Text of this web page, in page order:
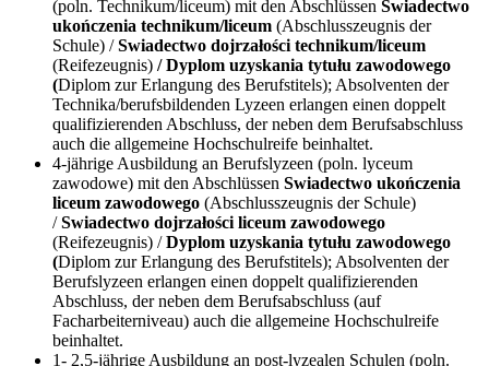
(poln. Technikum/liceum) mit den Abschlüssen Swiadectwo
ukończenia technikum/liceum (Abschlusszeugnis der
Schule) /Swiadectwo dojrzałości technikum/liceum
(Reifezeugnis) / Dyplom uzyskania tytułu zawodowego
(Diplom zur Erlangung des Berufstitels); Absolventen der
Technika/berufsbildenden Lyzeen erlangen einen doppelt
qualifizierenden Abschluss, der neben dem Berufsabschluss
auch die allgemeine Hochschulreife beinhaltet.
4-jährige Ausbildung an Berufslyzeen (poln. lyceum
zawodowe) mit den Abschlüssen Swiadectwo ukończenia
liceum zawodowego (Abschlusszeugnis der Schule)
/Swiadectwo dojrzałości liceum zawodowego
(Reifezeugnis) /Dyplom uzyskania tytułu zawodowego
(Diplom zur Erlangung des Berufstitels); Absolventen der
Berufslyzeen erlangen einen doppelt qualifizierenden
Abschluss, der neben dem Berufsabschluss (auf
Facharbeiterniveau) auch die allgemeine Hochschulreife
beinhaltet.
1- 2,5-jährige Ausbildung an post-lyzealen Schulen (poln.